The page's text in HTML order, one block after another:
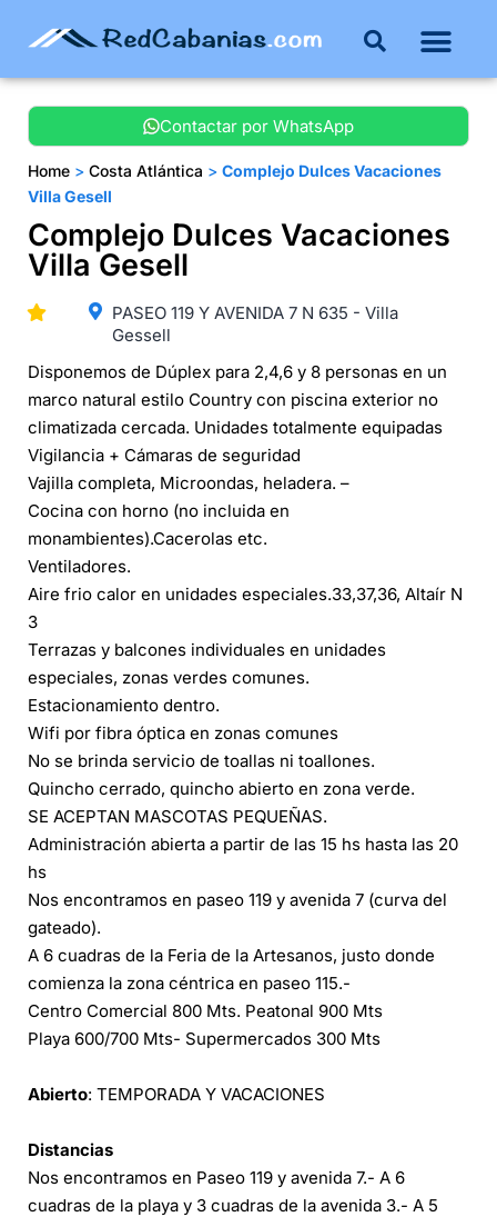
Contactar por WhatsApp
Home > Costa Atlántica > Complejo Dulces Vacaciones
Villa Gesell
Complejo Dulces Vacaciones
Villa Gesell
PASEO 119 Y AVENIDA 7 N 635 - Villa
Gessell
Disponemos de Dúplex para 2,4,6 y 8 personas en un
marco natural estilo Country con piscina exterior no
climatizada cercada. Unidades totalmente equipadas
Vigilancia + Cámaras de seguridad
Vajilla completa, Microondas, heladera. –
Cocina con horno (no incluida en
monambientes).Cacerolas etc.
Ventiladores.
Aire frio calor en unidades especiales.33,37,36, Altaír N
3
Terrazas y balcones individuales en unidades
especiales, zonas verdes comunes.
Estacionamiento dentro.
Wifi por fibra óptica en zonas comunes
No se brinda servicio de toallas ni toallones.
Quincho cerrado, quincho abierto en zona verde.
SE ACEPTAN MASCOTAS PEQUEÑAS.
Administración abierta a partir de las 15 hs hasta las 20
hs
Nos encontramos en paseo 119 y avenida 7 (curva del
gateado).
A 6 cuadras de la Feria de la Artesanos, justo donde
comienza la zona céntrica en paseo 115.-
Centro Comercial 800 Mts. Peatonal 900 Mts
Playa 600/700 Mts- Supermercados 300 Mts
Abierto: TEMPORADA Y VACACIONES
Distancias
Nos encontramos en Paseo 119 y avenida 7.- A 6
cuadras de la playa y 3 cuadras de la avenida 3.- A 5